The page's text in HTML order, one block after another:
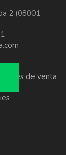
2 (08001
de venta